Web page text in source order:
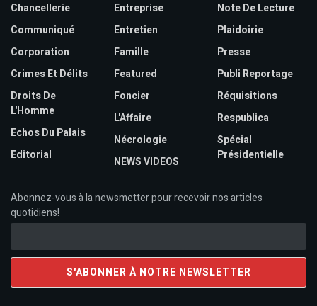
Chancellerie
Communiqué
Corporation
Crimes Et Délits
Droits De
L'Homme
Echos Du Palais
Editorial
Entreprise
Entretien
Famille
Featured
Foncier
L'Affaire
Nécrologie
NEWS VIDEOS
Note De Lecture
Plaidoirie
Presse
Publi Reportage
Réquisitions
Respublica
Spécial
Présidentielle
Abonnez-vous à la newsmetter pour recevoir nos articles
quotidiens!